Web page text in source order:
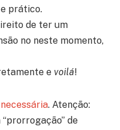
prático.
de ter um
no neste momento,
e voilá!
. Atenção:
“prorrogação” de